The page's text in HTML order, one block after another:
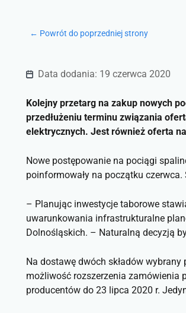
← Powrót do poprzedniej strony
Data dodania: 19 czerwca 2020
Kolejny przetarg na zakup nowych
przedłużeniu terminu związania
elektrycznych. Jest również oferta
Nowe postępowanie na pociągi
poinformowały na początku
– Planując inwestycje taborowe
uwarunkowania infrastrukturalne
Dolnośląskich. ­– Naturalną decyzją
Na dostawę dwóch składów
możliwość rozszerzenia zamówienia
producentów do 23 lipca 2020 r.